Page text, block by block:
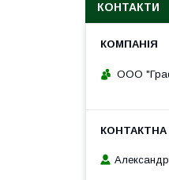
КОНТАКТИ
ООО